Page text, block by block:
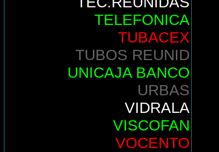
TELEFONICA
TUBACEX
TUBOS REUNID
UNICAJA BANCO
URBAS
VIDRALA
VISCOFAN
VOCENTO